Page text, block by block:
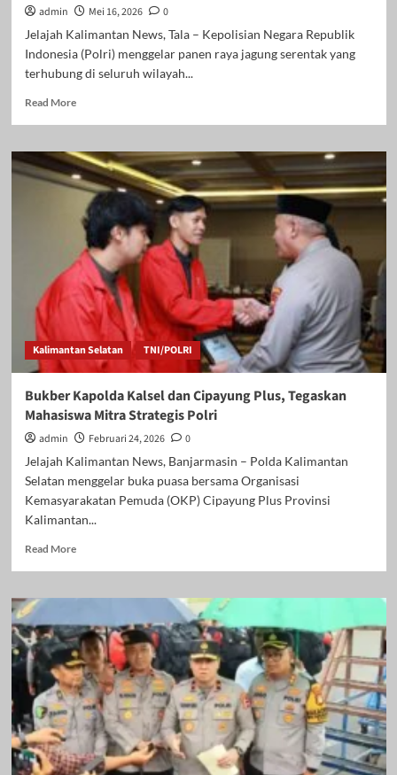
admin Mei 16, 2026
0
Jelajah Kalimantan News, Tala – Kepolisian Negara Republik
Indonesia (Polri) menggelar panen raya jagung serentak yang
terhubung di seluruh wilayah...
Read MoreRead
Panen
Raya
Jagung
Serentak
di
Tala,
Polri
Siapkan
Sentra
Jagung
Kalsel
dan
Jamin
Stabilitas
Petani
Kalimantan Selatan TNI/POLRI
Bukber Kapolda Kalsel dan Cipayung Plus, Tegaskan
Mahasiswa Mitra Strategis Polri
admin Februari 24, 2026
0
Jelajah Kalimantan News, Banjarmasin – Polda Kalimantan
Selatan menggelar buka puasa bersama Organisasi
Kemasyarakatan Pemuda (OKP) Cipayung Plus Provinsi
Kalimantan...
Read MoreRead
Bukber
Kalsel
dan
Cipayung
Plus,
Tegaskan
Mahasiswa
Mitra
Strategis
Polri